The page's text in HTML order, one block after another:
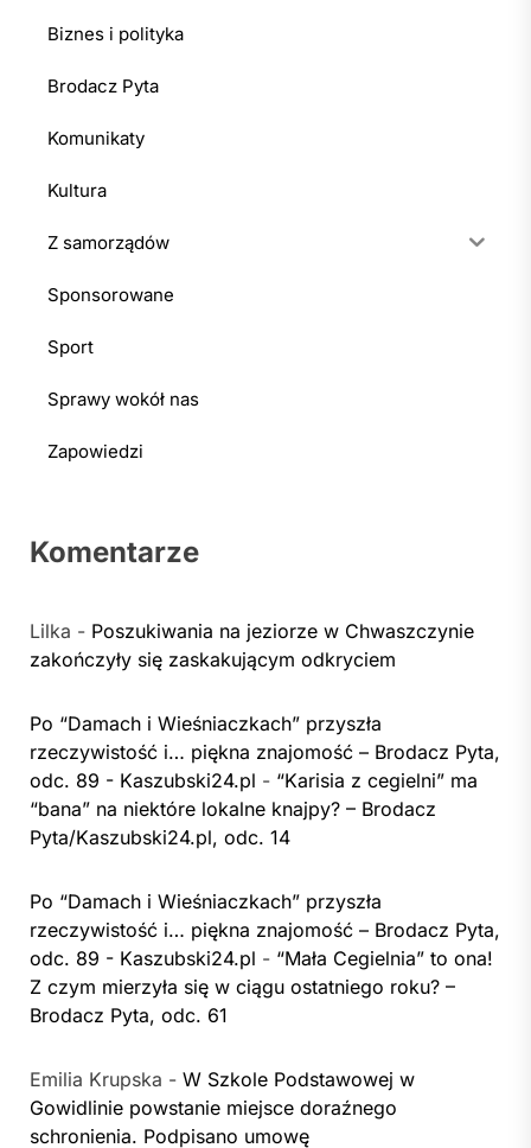
Biznes i polityka
Brodacz Pyta
Komunikaty
Kultura
Z samorządów
Sponsorowane
Sport
Sprawy wokół nas
Zapowiedzi
Komentarze
Lilka - Poszukiwania na jeziorze w Chwaszczynie
zakończyły się zaskakującym odkryciem
Po “Damach i Wieśniaczkach” przyszła
rzeczywistość i… piękna znajomość – Brodacz Pyta,
odc. 89 - Kaszubski24.pl - “Karisia z cegielni” ma
“bana” na niektóre lokalne knajpy? – Brodacz
Pyta/Kaszubski24.pl, odc. 14
Po “Damach i Wieśniaczkach” przyszła
rzeczywistość i… piękna znajomość – Brodacz Pyta,
odc. 89 - Kaszubski24.pl - “Mała Cegielnia” to ona!
Z czym mierzyła się w ciągu ostatniego roku? –
Brodacz Pyta, odc. 61
Emilia Krupska - W Szkole Podstawowej w
Gowidlinie powstanie miejsce doraźnego
schronienia. Podpisano umowę